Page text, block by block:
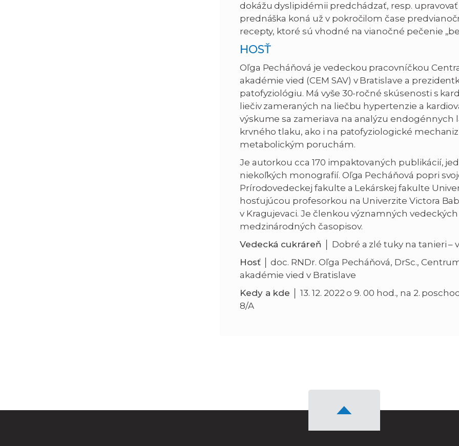
dokážu dyslipidémii predchádzať, resp.
prednáška koná už v pokročilom čase
recepty, ktoré sú vhodné na vianočné pečenie
HOSŤ
Oľga Pecháňová je vedeckou pracovníčkou
akadémie vied (CEM SAV) v Bratislave a
patofyziológiu. Má vyše 30-ročné skúsenosti s
liečiv zameraných na liečbu hypertenzie a
výskume sa zameriava na analýzu endogénnych
krvného tlaku, ako i na patofyziologické
metabolickým poruchám.
Je autorkou cca 170 impaktovaných publikácií,
niekoľkých monografií. Oľga Pecháňová popri
Prírodovedeckej fakulte a Lekárskej fakulte
hosťujúcou profesorkou na Univerzite Victora
v Kragujevaci. Je členkou významných
medzinárodných časopisov.
Vedecká cukráreň │
Dobré a zlé tuky na tanieri –
Hosť │
doc. RNDr. Oľga Pecháňová, DrSc.,
akadémie vied v Bratislave
Kedy a kde │
13. 12. 2022 o 9. 00 hod., na 2.
8/A